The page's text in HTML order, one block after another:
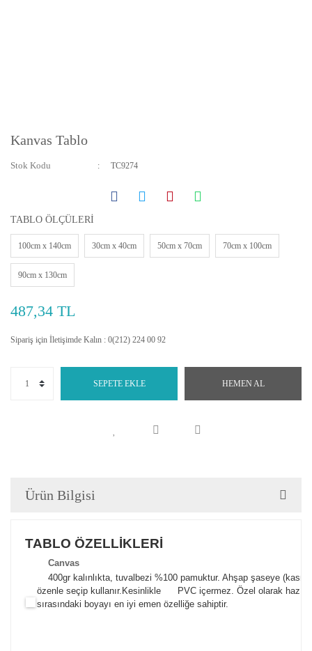
Kanvas Tablo
Stok Kodu TC9274
TABLO ÖLÇÜLERİ
100cm x 140cm 30cm x 40cm 50cm x 70cm 70cm x 100cm
90cm x 130cm
487,34 TL
Sipariş için İletişimde Kalın : 0(212) 224 00 92
SEPETE EKLE HEMEN AL
Ürün Bilgisi
TABLO ÖZELLİKLERİ
Canvas
400gr kalınlıkta, tuvalbezi %100 pamuktur. Ahşap şaseye
özenle seçip kullanır. Kesinlikle PVC içermez. Özel olarak
sırasındaki boyayı en iyi emen özelliğe sahiptir.